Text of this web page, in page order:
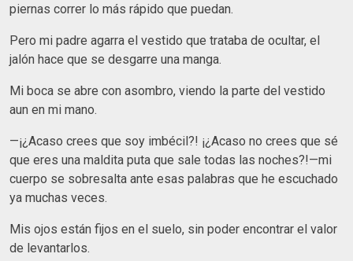
piernas correr lo más rápido que puedan.
Pero mi padre agarra el vestido que trataba de ocultar, el
jalón hace que se desgarre una manga.
Mi boca se abre con asombro, viendo la parte del vestido
aun en mi mano.
—¡¿Acaso crees que soy imbécil?! ¡¿Acaso no crees que sé
que eres una maldita puta que sale todas las noches?!—mi
cuerpo se sobresalta ante esas palabras que he escuchado
ya muchas veces.
Mis ojos están fijos en el suelo, sin poder encontrar el valor
de levantarlos.